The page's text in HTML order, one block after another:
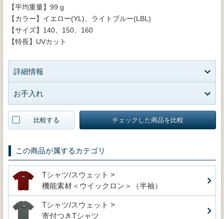
【平均重量】99 g
【カラー】イエロー(YL)、ライトブルー(LBL)
【サイズ】140、150、160
【特長】UVカット
詳細情報
お手入れ
比較する チェックした商品を比較
この商品が属するカテゴリ
Tシャツ/スウェット >
機能素材＜ウイックロン＞（半袖）
Tシャツ/スウェット >
寄付つきTシャツ